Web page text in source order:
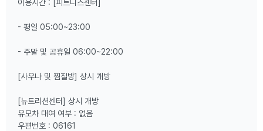
이용시간 : [피트니스센터]
- 평일 05:00~23:00
- 주말 및 공휴일 06:00~22:00
[사우나 및 찜질방] 상시 개방
[뉴트리션센터] 상시 개방
유모차 대여 여부 : 없음
우편번호 : 06161